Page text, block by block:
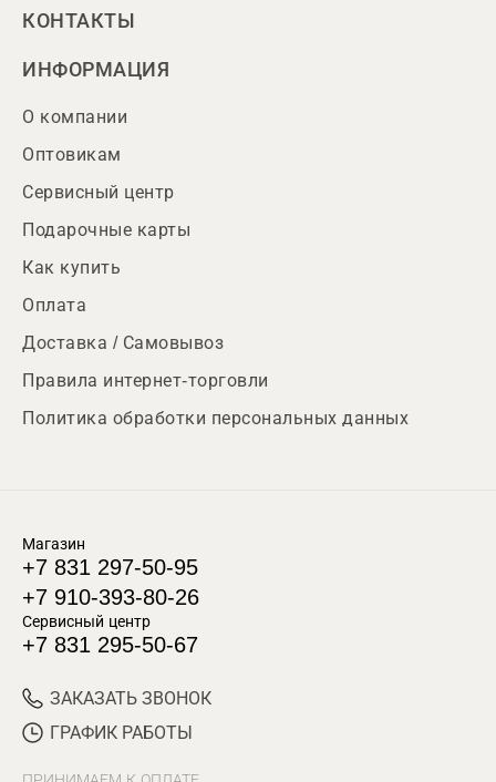
КОНТАКТЫ
ИНФОРМАЦИЯ
О компании
Оптовикам
Сервисный центр
Подарочные карты
Как купить
Оплата
Доставка / Самовывоз
Правила интернет-торговли
Политика обработки персональных данных
Магазин
+7 831 297-50-95
+7 910-393-80-26
Сервисный центр
+7 831 295-50-67
ЗАКАЗАТЬ ЗВОНОК
ГРАФИК РАБОТЫ